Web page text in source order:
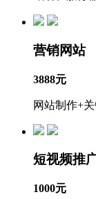
营销网站
3888元
网站制作+
短视频推
1000元